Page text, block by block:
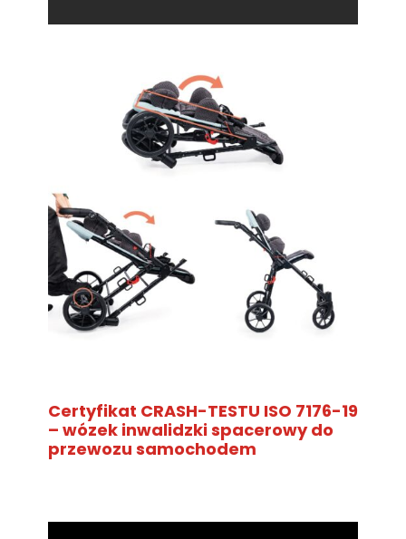
Certyfikat CRASH-TESTU ISO 7176-19
– wózek inwalidzki spacerowy do
przewozu samochodem